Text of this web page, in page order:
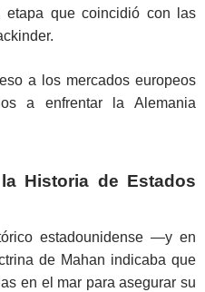
etapa que coincidió con las
a los mercados europeos
a enfrentar la Alemania
Historia de Estados
estadounidense —y en
de Mahan indicaba que
en el mar para asegurar su